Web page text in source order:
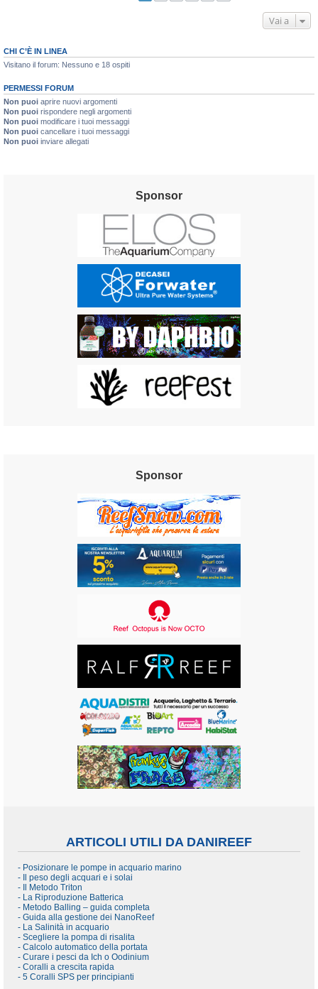
Vai a
CHI C’È IN LINEA
Visitano il forum: Nessuno e 18 ospiti
PERMESSI FORUM
Non puoi aprire nuovi argomenti
Non puoi rispondere negli argomenti
Non puoi modificare i tuoi messaggi
Non puoi cancellare i tuoi messaggi
Non puoi inviare allegati
Sponsor
Sponsor
ARTICOLI UTILI DA DANIREEF
- Posizionare le pompe in acquario marino
- Il peso degli acquari e i solai
- Il Metodo Triton
- La Riproduzione Batterica
- Metodo Balling – guida completa
- Guida alla gestione dei NanoReef
- La Salinità in acquario
- Scegliere la pompa di risalita
- Calcolo automatico della portata
- Curare i pesci da Ich o Oodinium
- Coralli a crescita rapida
- 5 Coralli SPS per principianti